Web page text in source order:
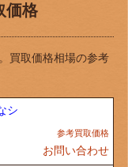
価格
買取価格相場の参考
シ
お問い合わせ